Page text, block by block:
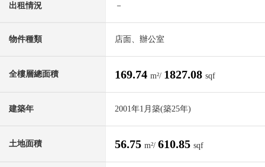
出租情況 －
物件種類 店面、辦公室
全樓層總面積 169.74 m²/ 1827.08 sqf
建築年 2001年1月築(築25年)
土地面積 56.75 m²/ 610.85 sqf